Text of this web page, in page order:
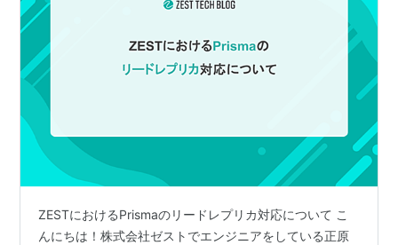
ZESTにおけるPrismaのリードレプリカ対応について こ
んにちは！株式会社ゼストでエンジニアをしている正原